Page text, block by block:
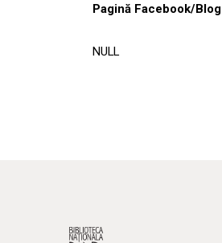
Pagină Facebook/Blog
NULL